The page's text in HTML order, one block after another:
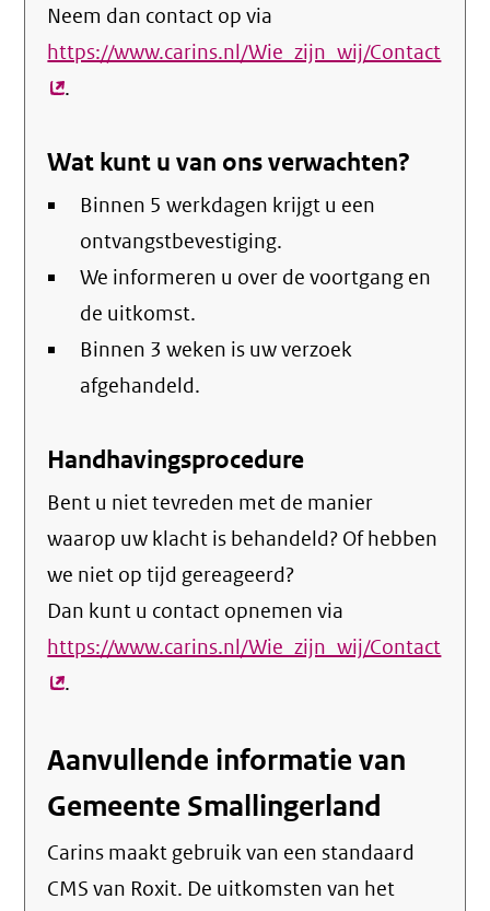
Neem dan contact op via
https://www.carins.nl/Wie_zijn_wij/Contact
.
Wat kunt u van ons verwachten?
Binnen 5 werkdagen krijgt u een
ontvangstbevestiging.
We informeren u over de voortgang en
de uitkomst.
Binnen 3 weken is uw verzoek
afgehandeld.
Handhavingsprocedure
Bent u niet tevreden met de manier
waarop uw klacht is behandeld? Of hebben
we niet op tijd gereageerd?
Dan kunt u contact opnemen via
https://www.carins.nl/Wie_zijn_wij/Contact
.
Aanvullende informatie van
Gemeente Smallingerland
Carins maakt gebruik van een standaard
CMS van Roxit. De uitkomsten van het